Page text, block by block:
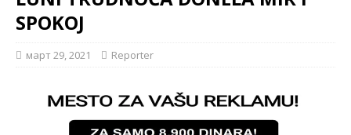
SPOKOJ
март 29, 2021 Reporter